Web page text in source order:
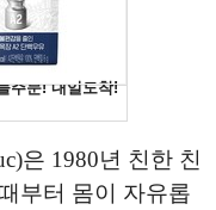
은 1980년 친한 친
부터 몸이 자유롭